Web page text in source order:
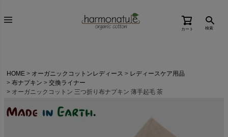
カート 検索
HOME オーガニックコットンレディース
レディースケア用品
布ナプキン
交換ライナー
オーガニックコットン 三つ折り布ナプキン 薄手起毛 茶